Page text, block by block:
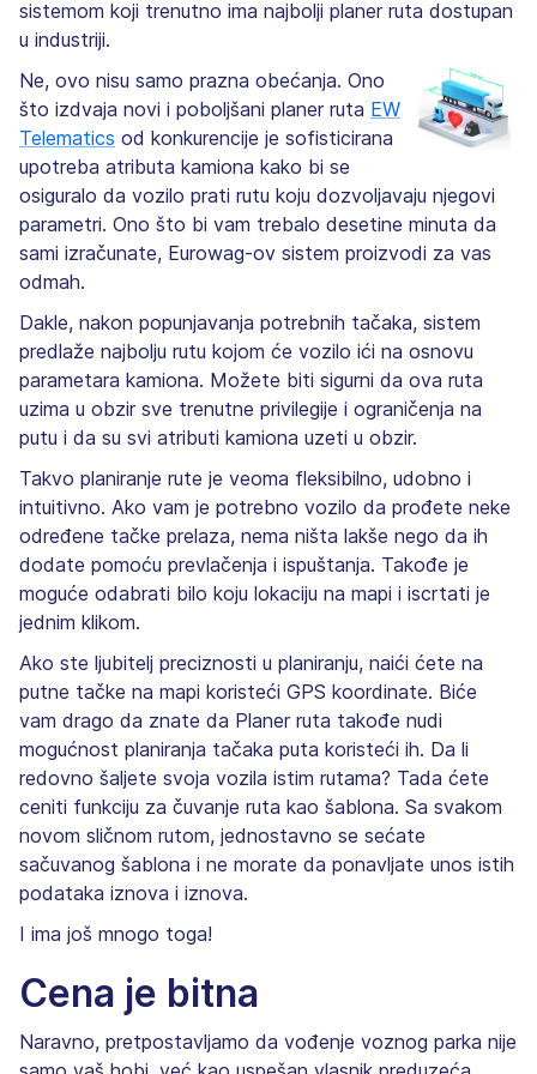
sistemom koji trenutno ima najbolji planer ruta dostupan
u industriji.
Ne, ovo nisu samo prazna obećanja. Ono
što izdvaja novi i poboljšani planer ruta EW
Telematics od konkurencije je sofisticirana
upotreba atributa kamiona kako bi se
osiguralo da vozilo prati rutu koju dozvoljavaju njegovi
parametri. Ono što bi vam trebalo desetine minuta da
sami izračunate, Eurowag-ov sistem proizvodi za vas
odmah.
Dakle, nakon popunjavanja potrebnih tačaka, sistem
predlaže najbolju rutu kojom će vozilo ići na osnovu
parametara kamiona. Možete biti sigurni da ova ruta
uzima u obzir sve trenutne privilegije i ograničenja na
putu i ​​da su svi atributi kamiona uzeti u obzir.
Takvo planiranje rute je veoma fleksibilno, udobno i
intuitivno. Ako vam je potrebno vozilo da prođete neke
određene tačke prelaza, nema ništa lakše nego da ih
dodate pomoću prevlačenja i ispuštanja. Takođe je
moguće odabrati bilo koju lokaciju na mapi i iscrtati je
jednim klikom.
Ako ste ljubitelj preciznosti u planiranju, naići ćete na
putne tačke na mapi koristeći GPS koordinate. Biće
vam drago da znate da Planer ruta takođe nudi
mogućnost planiranja tačaka puta koristeći ih. Da li
redovno šaljete svoja vozila istim rutama? Tada ćete
ceniti funkciju za čuvanje ruta kao šablona. Sa svakom
novom sličnom rutom, jednostavno se sećate
sačuvanog šablona i ne morate da ponavljate unos istih
podataka iznova i iznova.
I ima još mnogo toga!
Cena je bitna
Naravno, pretpostavljamo da vođenje voznog parka nije